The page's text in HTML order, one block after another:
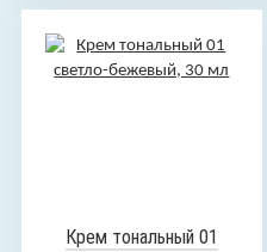
Крем тональный 01